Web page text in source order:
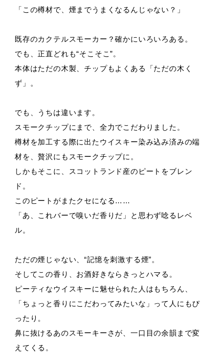
「この樽材で、煙までうまくなるんじゃない？」
既存のカクテルスモーカー？確かにいろいろある。
でも、正直どれも“そこそこ”。
本体はただの木製、チップもよくある「ただの木く
ず」。
でも、うちは違います。
スモークチップにまで、全力でこだわりました。
樽材を加工する際に出たウイスキー染み込み済みの端
材を、贅沢にもスモークチップに。
しかもそこに、スコットランド産のピートをブレン
ド。
このピートがまたクセになる……
「あ、これバーで嗅いだ香りだ」と思わず唸るレベ
ル。
ただの煙じゃない、“記憶を刺激する煙”。
そしてこの香り、お酒好きならきっとハマる。
ピーティなウイスキーに魅せられた人はもちろん、
「ちょっと香りにこだわってみたいな」って人にもぴ
ったり。
鼻に抜けるあのスモーキーさが、一口目の余韻まで変
えてくる。